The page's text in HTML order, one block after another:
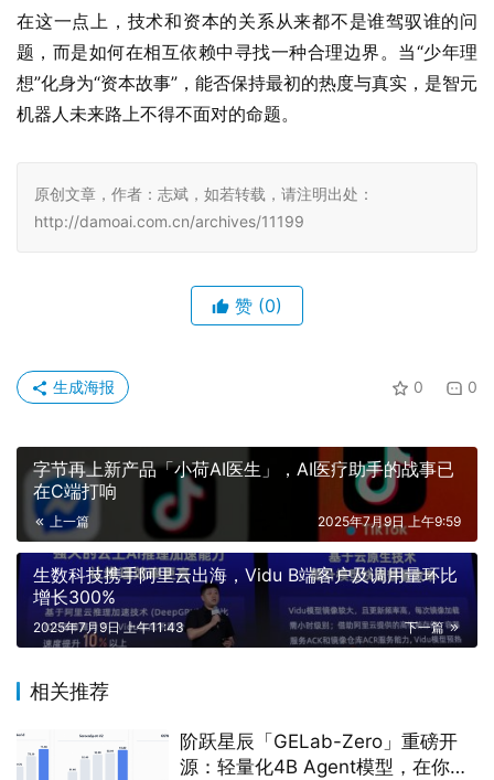
在这一点上，技术和资本的关系从来都不是谁驾驭谁的问
题，而是如何在相互依赖中寻找一种合理边界。当“少年理
想”化身为“资本故事”，能否保持最初的热度与真实，是智元
机器人未来路上不得不面对的命题。
原创文章，作者：志斌，如若转载，请注明出处：
http://damoai.com.cn/archives/11199
赞 (0)
0 0
生成海报
字节再上新产品「小荷AI医生」，AI医疗助手的战事已
在C端打响
上一篇 2025年7月9日 上午9:59
生数科技携手阿里云出海，Vidu B端客户及调用量环比
增长300%
下一篇
2025年7月9日 上午11:43
相关推荐
阶跃星辰「GELab-Zero」重磅开
源：轻量化4B Agent模型，在你的